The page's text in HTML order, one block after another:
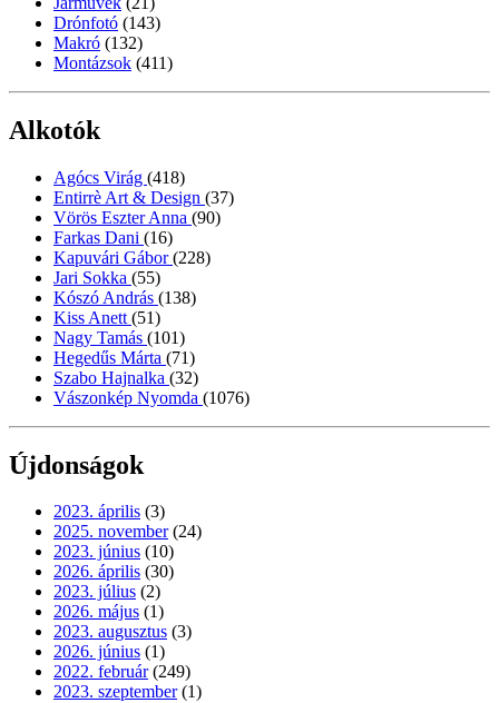
Drónfotó (143)
Makró (132)
Montázsok (411)
Alkotók
Agócs Virág (418)
Entirrè Art & Design (37)
Vörös Eszter Anna (90)
Farkas Dani (16)
Kapuvári Gábor(228)
Jari Sokka (55)
Kószó András (138)
Kiss Anett (51)
Nagy Tamás (101)
Hegedűs Márta (71)
Szabo Hajnalka (32)
Vászonkép Nyomda (1076)
Újdonságok
2023. április (3)
2025. november (24)
2023. június (10)
2026. április (30)
2023. július (2)
2026. május (1)
2023. augusztus (3)
2026. június (1)
2022. február (249)
2023. szeptember (1)